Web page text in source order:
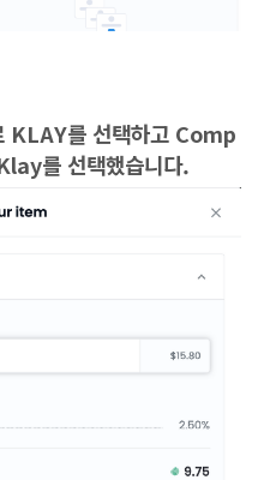
KLAY를 선택하고 Comp
를 선택했습니다.